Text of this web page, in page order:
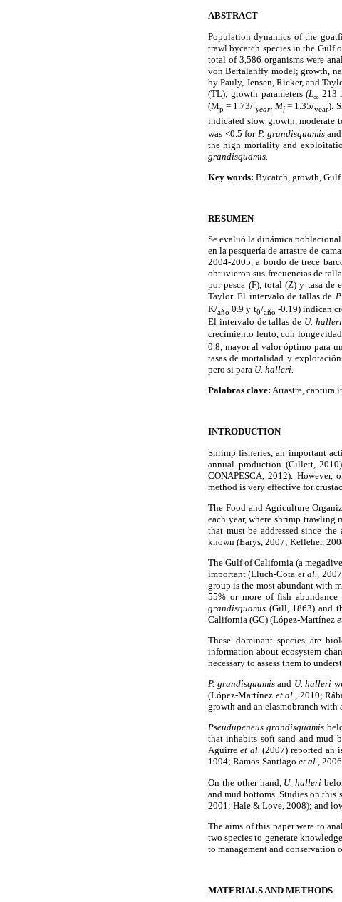
ABSTRACT
Population dynamics of the
trawl bycatch species in the Gulf
total of 3,586 organisms were
von Bertalanffy model; growth,
by Pauly, Jensen, Ricker, and
(TL); growth parameters (L∞ 213
(Mp = 1.73/ year; Mj= 1.35/year).
indicated slow growth, moderate
was <0.5 for P. grandisquamis
the high mortality and
grandisquamis.
Key words: Bycatch, growth,
RESUMEN
Se evaluó la dinámica
en la pesquería de arrastre de
2004-2005, a bordo de trece
obtuvieron sus frecuencias de
por pesca (F), total (Z) y tasa de
Taylor. El intervalo de tallas de
K/año 0.9 y t0/año -0.19) indican
El intervalo de tallas de U. halleri
crecimiento lento, con
0.8, mayor al valor óptimo para
tasas de mortalidad y explotación
pero si para U. halleri.
Palabras clave: Arrastre, captura
INTRODUCTION
Shrimp fisheries, an important
annual production (Gillett,
CONAPESCA, 2012).
method is very effective for
The Food and Agriculture
each year, where shrimp
that must be addressed since
known (Earys, 2007; Kelleher,
The Gulf of California (a
important (Lluch-Cota et al.,
group is the most abundant with
55% or more of fish abundance
grandisquamis (Gill, 1863) and
California (GC) (López-Martínez
These dominant species are
information about ecosystem
necessary to assess them to
P. grandisquamisand U. halleri
(López-Martínez et al., 2010;
growth and an elasmobranch with
Pseudupeneus grandisquamis
that inhabits soft sand and mud
Aguirre et al. (2007) reported an
1994; Ramos-Santiago et al.,
On the other hand, U. halleri
and mud bottoms. Studies on this
2001; Hale & Love, 2008); and
The aims of this paper were to
two species to generate
to management and conservation
MATERIALS AND METHODS